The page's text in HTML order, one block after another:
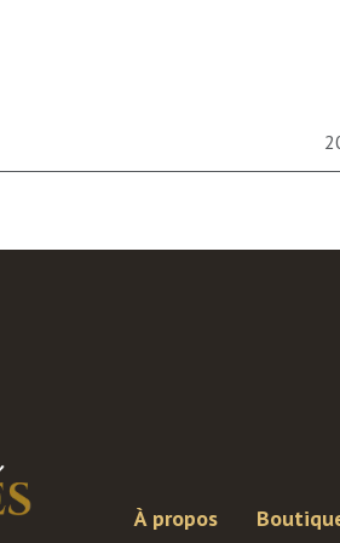
À propos